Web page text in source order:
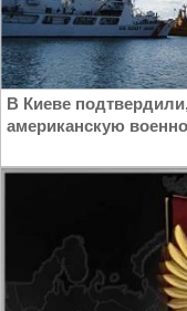
В Киеве
американскую